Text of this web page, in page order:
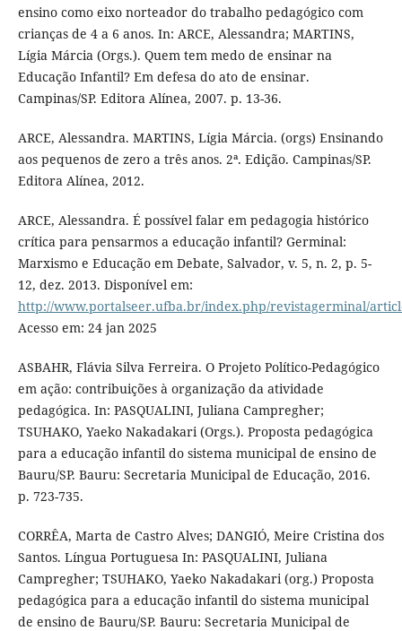
ensino como eixo norteador do trabalho pedagógico com
crianças de 4 a 6 anos. In: ARCE, Alessandra; MARTINS,
Lígia Márcia (Orgs.). Quem tem medo de ensinar na
Educação Infantil? Em defesa do ato de ensinar.
Campinas/SP. Editora Alínea, 2007. p. 13-36.
ARCE, Alessandra. MARTINS, Lígia Márcia. (orgs) Ensinando
aos pequenos de zero a três anos. 2ª. Edição. Campinas/SP.
Editora Alínea, 2012.
ARCE, Alessandra. É possível falar em pedagogia histórico
crítica para pensarmos a educação infantil? Germinal:
Marxismo e Educação em Debate, Salvador, v. 5, n. 2, p. 5-
12, dez. 2013. Disponível em:
http://www.portalseer.ufba.br/index.php/revistagerminal/
Acesso em: 24 jan 2025
ASBAHR, Flávia Silva Ferreira. O Projeto Político-Pedagógico
em ação: contribuições à organização da atividade
pedagógica. In: PASQUALINI, Juliana Campregher;
TSUHAKO, Yaeko Nakadakari (Orgs.). Proposta pedagógica
para a educação infantil do sistema municipal de ensino de
Bauru/SP. Bauru: Secretaria Municipal de Educação, 2016.
p. 723-735.
CORRÊA, Marta de Castro Alves; DANGIÓ, Meire Cristina dos
Santos. Língua Portuguesa In: PASQUALINI, Juliana
Campregher; TSUHAKO, Yaeko Nakadakari (org.) Proposta
pedagógica para a educação infantil do sistema municipal
de ensino de Bauru/SP. Bauru: Secretaria Municipal de